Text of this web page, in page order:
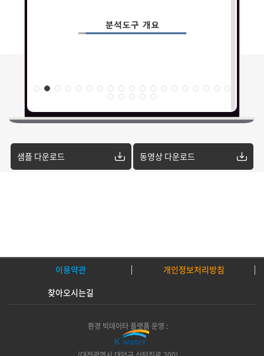
샘플 다운로드 동영상 다운로드
이용약관
개인정보처리방침
찾아오시는길
환경 빅데이터 플랫폼 운영 :